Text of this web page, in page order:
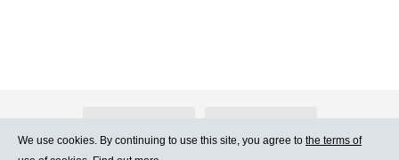
We use cookies. By continuing to use this site, you agree to the terms of